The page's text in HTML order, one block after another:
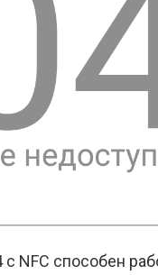
NFC способен